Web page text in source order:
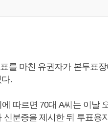
를 마친 유권자가 본투표
.
따르면 70대 A씨는 이날
신분증을 제시한 뒤 투표용